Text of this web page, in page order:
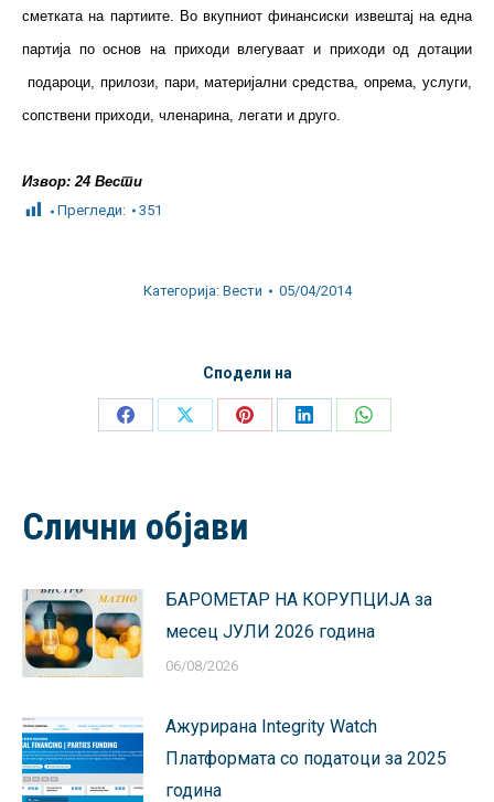
сметката на партиите. Во вкупниот финансиски извештај на една
партија по основ на приходи влегуваат и приходи од дотации
подароци, прилози, пари, материјални средства, опрема, услуги,
сопствени приходи, членарина, легати и друго.
Извор: 24 Вести
Прегледи:
351
Категорија: Вести 05/04/2014
Сподели на
Share
Share
Share
Share
Share
Слични објави
БАРОМЕТАР НА КОРУПЦИЈА за
месец ЈУЛИ 2026 година
06/08/2026
Ажурирана Integrity Watch
Платформата со податоци за 2025
година